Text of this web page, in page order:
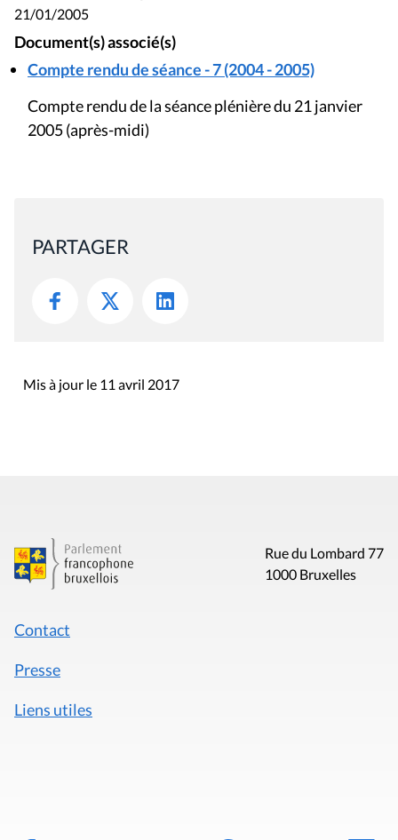
21/01/2005
Document(s) associé(s)
Compte rendu de séance - 7 (2004 - 2005)
Compte rendu de la séance plénière du 21 janvier
2005 (après-midi)
PARTAGER
Mis à jour le 11 avril 2017
Rue du Lombard 77
1000 Bruxelles
Contact
Presse
Liens utiles